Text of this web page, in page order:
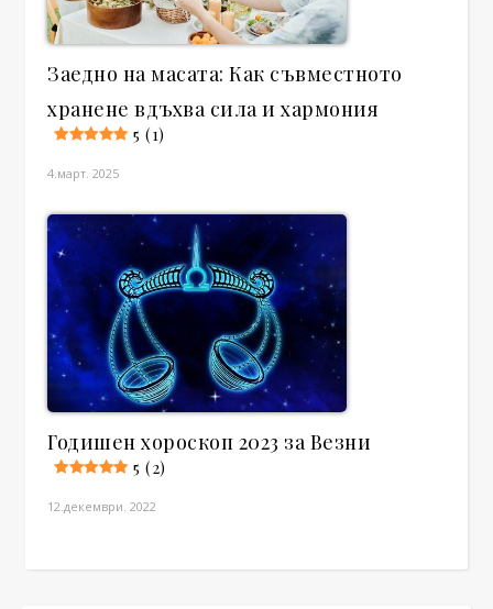
Заедно на масата: Как съвместното
хранене вдъхва сила и хармония
5 (1)
4.март. 2025
Годишен хороскоп 2023 за Везни
5 (2)
12.декември. 2022